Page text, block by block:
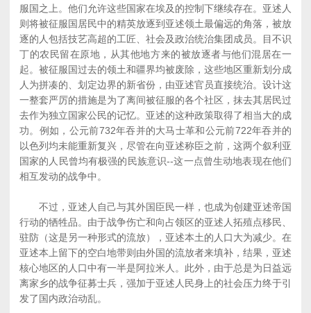
服国之上。他们允许这些国家在埃及的控制下继续存在。亚述人
则将被征服国居民中的精英放逐到亚述领土最偏远的角落，被放
逐的人包括技艺高超的工匠、社会及政治统治集团成员。目不识
丁的农民留在原地，从其他地方来的被放逐者与他们混居在一
起。被征服国过去的领土和疆界均被废除，这些地区重新划分成
人为拼凑的、划定边界的新省份，由亚述官员直接统治。设计这
一整套严厉的措施是为了离间被征服的各个社区，抹去其居民过
去作为独立国家公民的记忆。亚述的这种政策取得了相当大的成
功。例如，公元前732年吞并的大马士革和公元前722年吞并的
以色列均未能重新复兴，尽管在向亚述称臣之前，这两个叙利亚
国家的人民曾均有极强的民族意识--这一点曾生动地表现在他们
相互发动的战争中。
不过，亚述人自己与其外国臣民一样，也成为创建亚述帝国
行动的牺牲品。由于战争伤亡和向占领区的亚述人拓殖点移民、
驻防（这是另一种形式的流放），亚述本土的人口大为减少。在
亚述本上留下的空白地带则由外国的流放者来填补，结果，亚述
核心地区的人口中有一半是阿拉米人。此外，由于总是为日益远
离家乡的战争征募士兵，强加于亚述人民身上的社会压力终于引
发了国内政治动乱。